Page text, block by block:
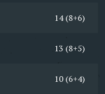
14 (8+6)
13 (8+5)
10 (6+4)